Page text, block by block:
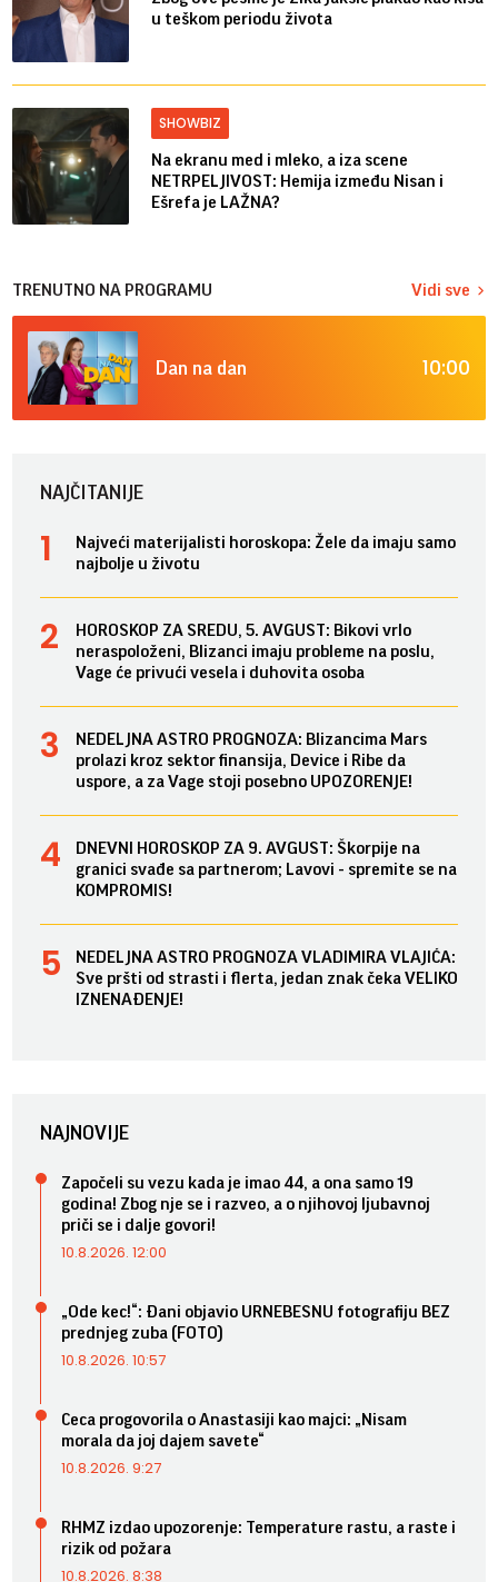
u teškom periodu života
SHOWBIZ
Na ekranu med i mleko, a iza scene
NETRPELJIVOST: Hemija između Nisan i
Ešrefa je LAŽNA?
TRENUTNO NA PROGRAMU Vidi sve
Dan na dan 10:00
NAJČITANIJE
Najveći materijalisti horoskopa: Žele da imaju samo
najbolje u životu
HOROSKOP ZA SREDU, 5. AVGUST: Bikovi vrlo
neraspoloženi, Blizanci imaju probleme na poslu,
Vage će privući vesela i duhovita osoba
NEDELJNA ASTRO PROGNOZA: Blizancima Mars
prolazi kroz sektor finansija, Device i Ribe da
uspore, a za Vage stoji posebno UPOZORENJE!
DNEVNI HOROSKOP ZA 9. AVGUST: Škorpije na
granici svađe sa partnerom; Lavovi - spremite se na
KOMPROMIS!
NEDELJNA ASTRO PROGNOZA VLADIMIRA VLAJIĆA:
Sve pršti od strasti i flerta, jedan znak čeka VELIKO
IZNENAĐENJE!
NAJNOVIJE
Započeli su vezu kada je imao 44, a ona samo 19
godina! Zbog nje se i razveo, a o njihovoj ljubavnoj
priči se i dalje govori!
10.8.2026. 12:00
„Ode kec!“: Đani objavio URNEBESNU fotografiju BEZ
prednjeg zuba (FOTO)
10.8.2026. 10:57
Ceca progovorila o Anastasiji kao majci: „Nisam
morala da joj dajem savete“
10.8.2026. 9:27
RHMZ izdao upozorenje: Temperature rastu, a raste i
rizik od požara
10.8.2026. 8:38